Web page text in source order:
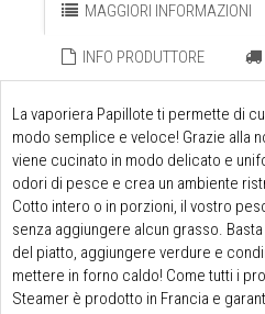
MAGGIORI INFORMAZIONI
INFO PRODUTTORE
La vaporiera Papillote ti permette di
modo semplice e veloce! Grazie alla
viene cucinato in modo delicato e
odori di pesce e crea un ambiente
Cotto intero o in porzioni, il vostro
senza aggiungere alcun grasso.
del piatto, aggiungere verdure e
mettere in forno caldo! Come tutti i
Steamer è prodotto in Francia e